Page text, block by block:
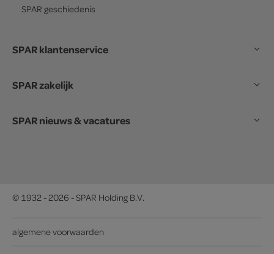
SPAR geschiedenis
SPAR klantenservice
SPAR zakelijk
SPAR nieuws & vacatures
© 1932 - 2026 - SPAR Holding B.V.
algemene voorwaarden